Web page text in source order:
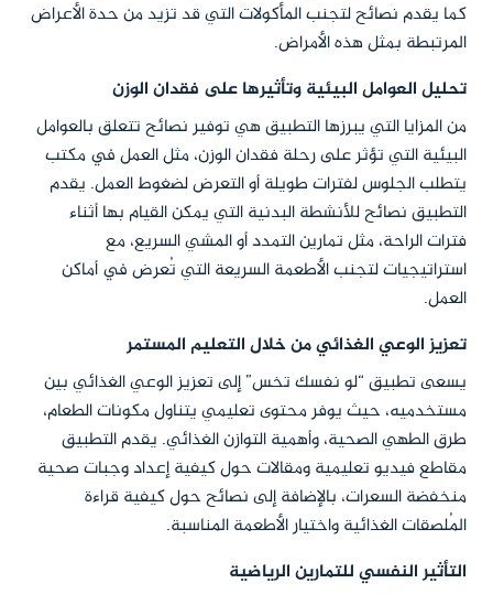
كما يقدم نصائح لتجنب المأكولات التي قد تزيد من حدة الأعراض
المرتبطة بمثل هذه الأمراض.
تحليل العوامل البيئية وتأثيرها على فقدان الوزن
من المزايا التي يبرزها التطبيق هي توفير نصائح تتعلق بالعوامل
البيئية التي تؤثر على رحلة فقدان الوزن، مثل العمل في مكتب
يتطلب الجلوس لفترات طويلة أو التعرض لضغوط العمل. يقدم
التطبيق نصائح للأنشطة البدنية التي يمكن القيام بها أثناء
فترات الراحة، مثل تمارين التمدد أو المشي السريع، مع
استراتيجيات لتجنب الأطعمة السريعة التي تُعرض في أماكن
العمل.
تعزيز الوعي الغذائي من خلال التعليم المستمر
يسعى تطبيق “لو نفسك تخس” إلى تعزيز الوعي الغذائي بين
مستخدميه، حيث يوفر محتوى تعليمي يتناول مكونات الطعام،
طرق الطهي الصحية، وأهمية التوازن الغذائي. يقدم التطبيق
مقاطع فيديو تعليمية ومقالات حول كيفية إعداد وجبات صحية
منخفضة السعرات، بالإضافة إلى نصائح حول كيفية قراءة
المُلصقات الغذائية واختيار الأطعمة المناسبة.
التأثير النفسي للتمارين الرياضية